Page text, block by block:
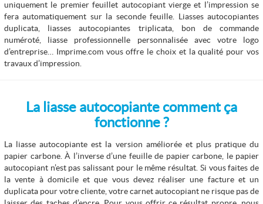
uniquement le premier feuillet autocopiant vierge et l’impression se
fera automatiquement sur la seconde feuille. Liasses autocopiantes
duplicata, liasses autocopiantes triplicata, bon de commande
numéroté, liasse professionnelle personnalisée avec votre logo
d’entreprise… Imprime.com vous offre le choix et la qualité pour vos
travaux d’impression.
La liasse autocopiante comment ça
fonctionne ?
La liasse autocopiante est la version améliorée et plus pratique du
papier carbone. À l’inverse d’une feuille de papier carbone, le papier
autocopiant n’est pas salissant pour le même résultat. Si vous faites de
la vente à domicile et que vous devez réaliser une facture et un
duplicata pour votre cliente, votre carnet autocopiant ne risque pas de